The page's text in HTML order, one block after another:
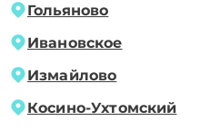
Гольяново
Ивановское
Измайлово
Косино-Ухтомский